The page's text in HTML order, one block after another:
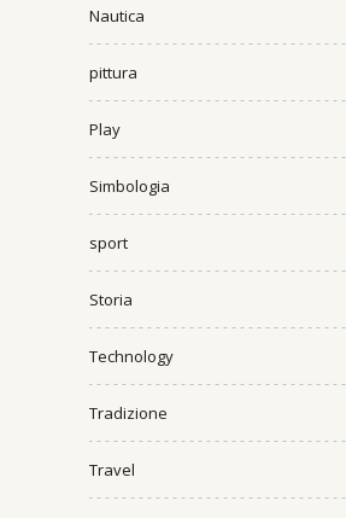
Nautica
pittura
Play
Simbologia
sport
Storia
Technology
Tradizione
Travel